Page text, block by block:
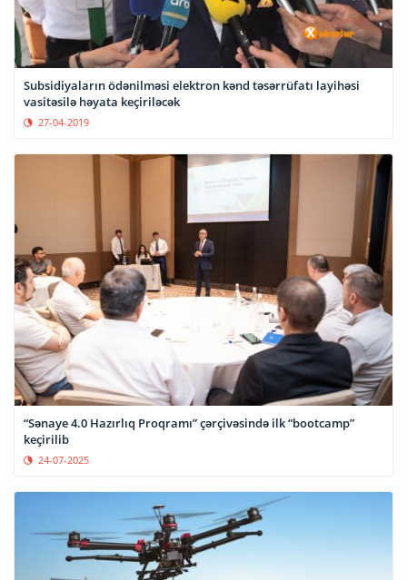
Subsidiyaların ödənilməsi elektron kənd təsərrüfatı layihəsi
vasitəsilə həyata keçiriləcək
27-04-2019
“Sənaye 4.0 Hazırlıq Proqramı” çərçivəsində ilk “bootcamp”
keçirilib
24-07-2025